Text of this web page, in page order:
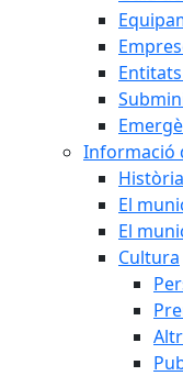
Informació
Història
El
El
Cultura